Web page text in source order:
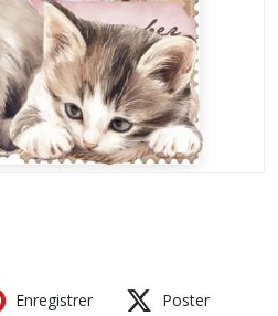
Enregistrer Poster